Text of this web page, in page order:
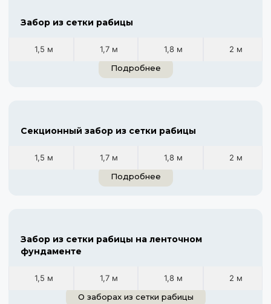
Забор из сетки рабицы
1,5 м 1,7 м 1,8 м
2 м
Подробнее
Секционный забор из сетки рабицы
1,5 м 1,7 м 1,8 м
2 м
Подробнее
Забор из сетки рабицы на ленточном
фундаменте
1,5 м 1,7 м 1,8 м
2 м
О заборах из сетки рабицы